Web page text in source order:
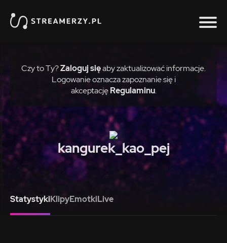
Czy to Ty?Zaloguj sięaby zaktualizować informacje.
Logowanie oznacza zapoznanie się i
akceptację Regulaminu.
kangurek_kao_pej
StatystykiKlipyEmotkiLive